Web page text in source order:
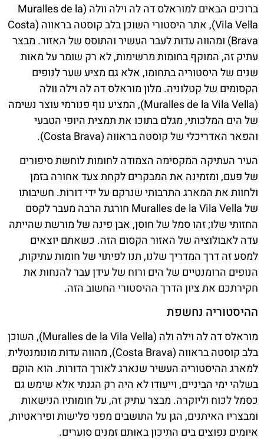
ברוכים הבאים למוראלס דה לה וילה וולה (Muralles de la
Vila Vella), אתר היסטורי השוכן בלב קוסטה בראווה (Costa
Brava) ומהווה עדות לעבר העשיר והתוסס של האזור. מבצר
עתיק זה, המוקף בחומות מרשימות, לא רק שומר על מאות
שנים של היסטוריה בתחומו, אלא גם מציע שער לנופים
הקסומים של קטלוניה. מלון מוראלס דה לה וילה וולה
(Muralles de la Vila Vella), המציע נוף פנורמי עוצר נשימה
של הים המלכותי, מגלם בתוכו את תמצית היופי הטבעי
והפאר האדריכלי של קוסטה בראווה (Costa Brava).
העיר העתיקה המקסימה הצמודה לחומות לוחשת סיפורים
של פעם, ומזמינה את המבקרים לקחת צעד אחורה בזמן
ולחוות את המארג התרבותי שנרקם על ידי דורות. חשיבותו
של Muralles de la Vila Vella חורגת הרבה מעבר לקסם
החזותי שלו; זהו סמל של חוסן, אבן פינה של מורשת שהייתה
עדה לאבולוציה של האזור הקסום הזה. כשאתם יוצאים
למסע זה דרך המדריך שלנו, תנו לפיתוי של חומות עתיקות,
הנופים הרומנטיים של הים ורוח של עידן עבר להנחות את
חקירתכם את ציון הדרך ההיסטורי החשוב הזה.
ההיסטוריה נחשפת
מוראלס דה לה וילה ולה (Muralles de la Vila Vella), השוכן
בלב קוסטה בראווה (Costa Brava), מהווה עדות מונומנטלית
למארג ההיסטוריה העשיר שנארג לאורך הדורות. הוא הוקם
בשלהי ימי הביניים, וייעודו לא היה רק הגנתי אלא שימש גם
כסמל לכוח וליוקרה. מבצר עתיק זה, על חומותיו הנישאות
ומבצריו האיתנים, הגן על התושבים מפני פלישות ופיראטיות,
איומים נפוצים בים התיכון באותם זמנים סוערים.